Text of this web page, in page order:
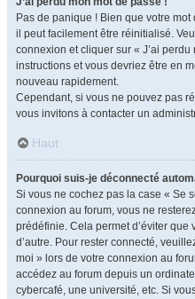
Pas de panique ! Bien que votre
il peut facilement être réinitialisé.
connexion et cliquer sur « J’ai
instructions et vous devriez être en
nouveau rapidement.
Cependant, si vous ne pouvez pas
vous invitons à contacter un
Haut
Pourquoi suis-je déconnecté
Si vous ne cochez pas la case « Se
connexion au forum, vous ne
prédéfinie. Cela permet d’éviter que
d’autre. Pour rester connecté,
moi » lors de votre connexion au
accédez au forum depuis un
cybercafé, une université, etc. Si